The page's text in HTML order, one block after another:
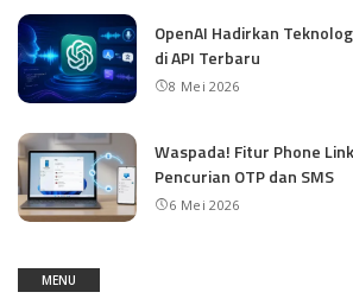
OpenAI Hadirkan
di API Terbaru
8 Mei 2026
Waspada! Fitur Phone
Pencurian OTP dan SMS
6 Mei 2026
MENU